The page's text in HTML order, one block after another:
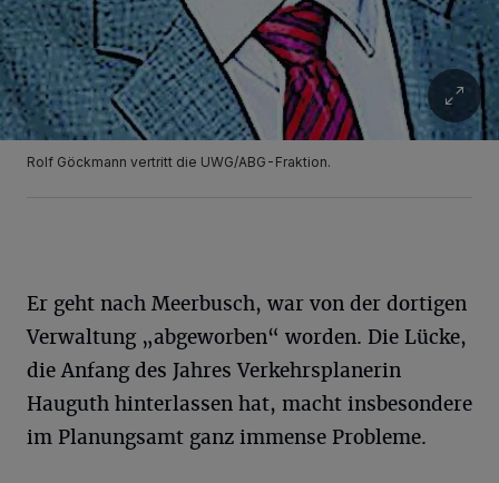
Rolf Göckmann vertritt die UWG/ABG-Fraktion.
Er geht nach Meerbusch, war von der dortigen
Verwaltung „abgeworben“ worden. Die Lücke,
die Anfang des Jahres Verkehrsplanerin
Hauguth hinterlassen hat, macht insbesondere
im Planungsamt ganz immense Probleme.